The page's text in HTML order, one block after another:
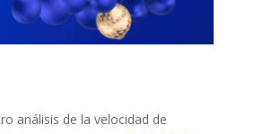
análisis de la velocidad de